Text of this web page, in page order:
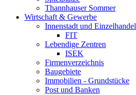
Thannhauser Sommer
Wirtschaft & Gewerbe
Innenstadt und Einzelhandel
FIT
Lebendige Zentren
ISEK
Firmenverzeichnis
Baugebiete
Immobilien - Grundstücke
Post und Banken